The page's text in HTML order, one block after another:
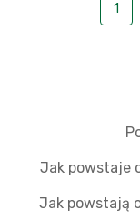
1
Jak powstaje
Jak powstają